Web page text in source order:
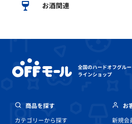
お酒関連
全国のハードオフグル
ラインショップ
商品を探す
カテゴリーから探す
お
新規会